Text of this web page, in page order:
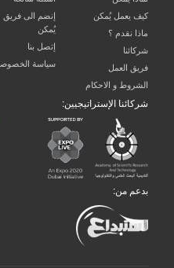
كيف يعمل يُمكن
ماذا نقدم ؟
شركائنا
فريق العمل
الشروط و الاحكام
إنضم الى
يُمكن
إتصل بنا
سياسة
شركائنا الإستراتيجيين:
بدعم من: